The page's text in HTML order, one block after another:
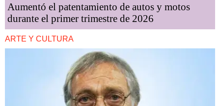
Aumentó el patentamiento de autos y motos
durante el primer trimestre de 2026
ARTE Y CULTURA